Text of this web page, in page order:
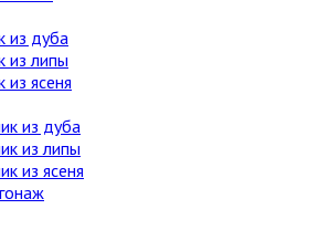
из дуба
из липы
из ясеня
из дуба
из липы
из ясеня